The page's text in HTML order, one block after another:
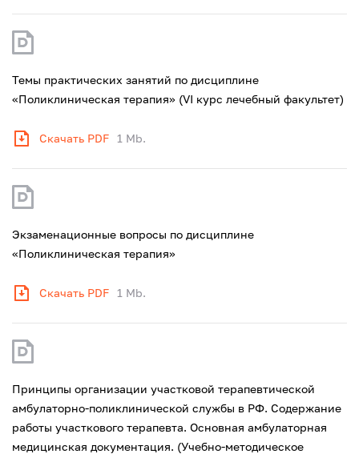
Темы практических занятий по дисциплине
«Поликлиническая терапия» (VI курс лечебный факультет)
Скачать PDF 1 Mb.
Экзаменационные вопросы по дисциплине
«Поликлиническая терапия»
Скачать PDF 1 Mb.
Принципы организации участковой терапевтической
амбулаторно-поликлинической службы в РФ. Содержание
работы участкового терапевта. Основная амбулаторная
медицинская документация. (Учебно-методическое